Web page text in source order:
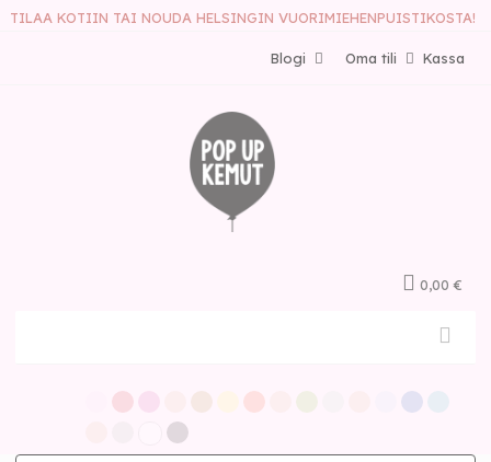
TILAA KOTIIN TAI NOUDA HELSINGIN VUORIMIEHENPUISTIKOSTA!
Kassa
Oma tili
Blogi
0,00 €